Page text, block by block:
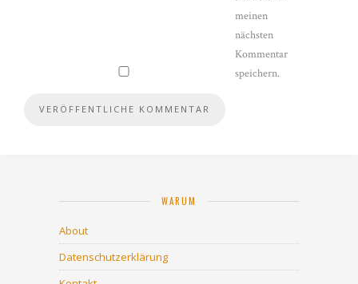
meinen
nächsten
Kommentar
speichern.
WARUM
About
Datenschutzerklärung